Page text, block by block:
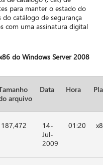
para manter o estado do
catálogo de segurança
com uma assinatura digital
do Windows Server 2008
arquivo
Data Hora
187,472
14-
Jul-
2009
01:20